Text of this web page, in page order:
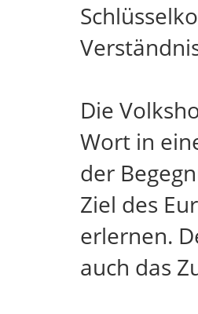
Die
Wort in
der
Ziel des
erlernen.
auch das